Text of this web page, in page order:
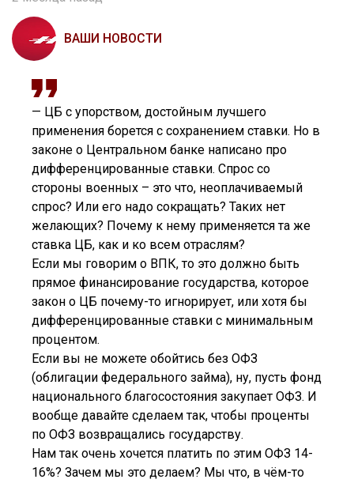
ВАШИ НОВОСТИ
— ЦБ с упорством, достойным лучшего
применения борется с сохранением ставки. Но в
законе о Центральном банке написано про
дифференцированные ставки. Спрос со
стороны военных – это что, неоплачиваемый
спрос? Или его надо сокращать? Таких нет
желающих? Почему к нему применяется та же
ставка ЦБ, как и ко всем отраслям?
Если мы говорим о ВПК, то это должно быть
прямое финансирование государства, которое
закон о ЦБ почему-то игнорирует, или хотя бы
дифференцированные ставки с минимальным
процентом.
Если вы не можете обойтись без ОФЗ
(облигации федерального займа), ну, пусть фонд
национального благосостояния закупает ОФЗ. И
вообще давайте сделаем так, чтобы проценты
по ОФЗ возвращались государству.
Нам так очень хочется платить по этим ОФЗ 14-
16%? Зачем мы это делаем? Мы что, в чём-то